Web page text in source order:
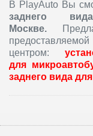
В PlayAuto Вы
заднего
Москве.
центром:
для
заднего вида